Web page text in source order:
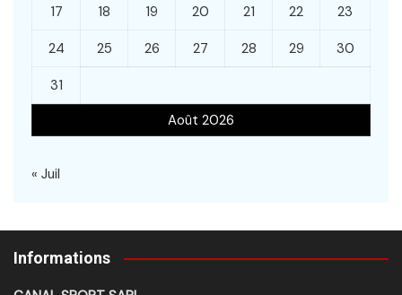
Août 2026
17 18 19 20 21 22 23
24 25 26 27 28 29 30
31
« Juil
Informations